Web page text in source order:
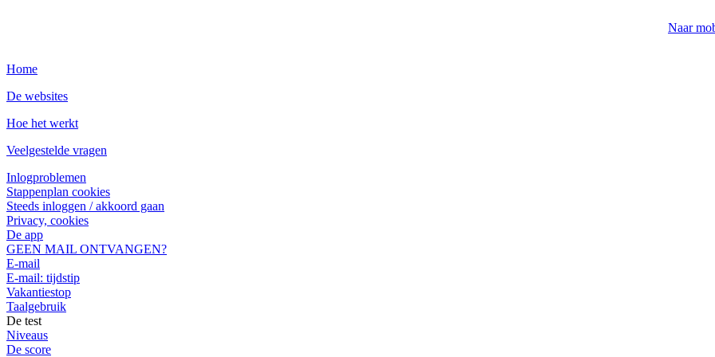
Naar
Home
De websites
Hoe het werkt
Veelgestelde vragen
Inlogproblemen
Stappenplan cookies
Steeds inloggen / akkoord gaan
Privacy, cookies
De app
GEEN MAIL ONTVANGEN?
E-mail
E-mail: tijdstip
Vakantiestop
Taalgebruik
De test
Niveaus
De score